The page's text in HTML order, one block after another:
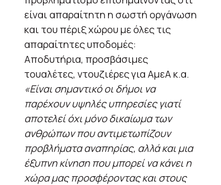
είναι απαραίτητη η σωστή οργάνωση
και του πέριξ χώρου με όλες τις
απαραίτητες υποδομές:
Αποδυτήρια, προσβάσιμες
τουαλέτες, ντουζιέρες για ΑμεΑ κ.α.
«Είναι σημαντικό οι δήμοι να
παρέχουν υψηλές υπηρεσίες γιατί
αποτελεί όχι μόνο δικαίωμα των
ανθρώπων που αντιμετωπίζουν
προβλήματα αναπηρίας, αλλά και μια
έξυπνη κίνηση που μπορεί να κάνει η
χώρα μας προσφέροντας και στους